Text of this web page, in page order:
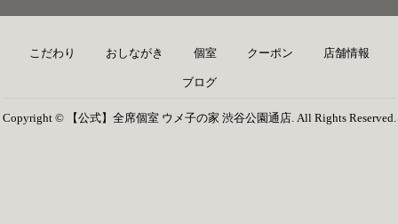
こだわり おしながき 個室 クーポン 店舗情報
ブログ
Copyright © 【公式】全席個室 ウメ子の家 渋谷公園通店. All Rights Reserved.